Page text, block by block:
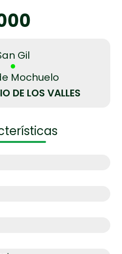
Gil
Mochuelo
DE LOS VALLES